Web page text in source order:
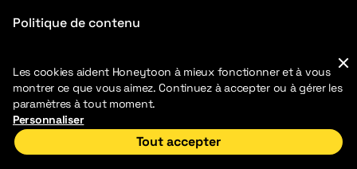
Politique de contenu
2026 HoneyToon. Tous droits réservés
Les cookies aident Honeytoon à mieux fonctionner et à vous
montrer ce que vous aimez. Continuez à accepter ou à gérer les
paramètres à tout moment.
Personnaliser
Tout accepter